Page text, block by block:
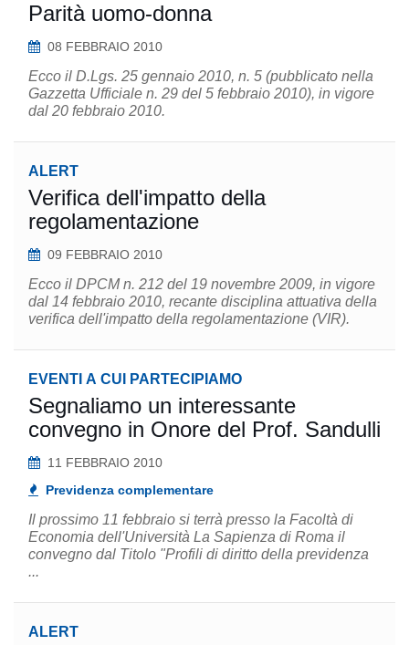
Parità uomo-donna
08 FEBBRAIO 2010
Ecco il D.Lgs. 25 gennaio 2010, n. 5 (pubblicato nella
Gazzetta Ufficiale n. 29 del 5 febbraio 2010), in vigore
dal 20 febbraio 2010.
ALERT
Verifica dell'impatto della
regolamentazione
09 FEBBRAIO 2010
Ecco il DPCM n. 212 del 19 novembre 2009, in vigore
dal 14 febbraio 2010, recante disciplina attuativa della
verifica dell'impatto della regolamentazione (VIR).
EVENTI A CUI PARTECIPIAMO
Segnaliamo un interessante
convegno in Onore del Prof. Sandulli
11 FEBBRAIO 2010
Previdenza complementare
Il prossimo 11 febbraio si terrà presso la Facoltà di
Economia dell'Università La Sapienza di Roma il
convegno dal Titolo "Profili di diritto della previdenza
...
ALERT